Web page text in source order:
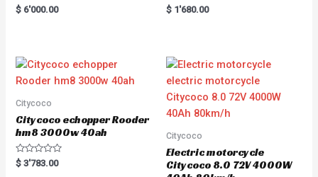
R
a
o
u
t
o
5
$ 6'000.00
Rated
5.00
$ 1'680.00
Citycoco
Citycoco echopper Rooder
hm8 3000w 40ah
R
a
$ 3'783.00
Citycoco
Electric motorcycle
Citycoco 8.0 72V 4000W